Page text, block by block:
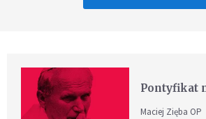
Pontyfikat
Maciej Zięba OP